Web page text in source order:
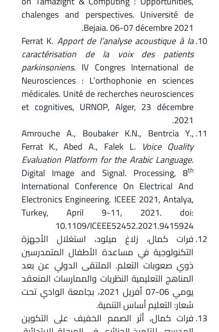
chalenges and perspectives. Université de
Bejaia. 06-07 décembre 2021.
Ferrat K.Apport de l’analyse acoustique à la
caractérisation de la voix des patients
parkinsoniens . IV Congres International de
Neurosciences : L’orthophonie en sciences
médicales. Unité de recherches neurosciences
et cognitives, URNOP, Alger, 23 décembre
2021.
Amrouche A., Boubaker K.N., Bentrcia Y.,
Ferrat K., Abed A., Falek L.Voice Quality
Evaluation Platform for the Arabic Language.
Digital Image and Signal. Processing, 8
International Conference On Electrical And
Electronics Engineering. ICEEE 2021, Antalya,
Turkey, April 9-11, 2021. doi:
10.1109/ICEEE52452.2021.9415924
فرات كمال، زلاغ ميلود، استغلال الأجهزة
التكنولوجية في مساعدة الأطفال المتمدرسين
ذوي صعوبات التعلم. الملتقى الدولي عن بعد
المناهج التعليمية النظريات والممارسات المنعقد
يومي 06-07 أفريل 2021، بجامعة الوادي تحت
شعار: التعليم أساس التنمية.
فرات كمال، أثر الصمم الخفيف على التكوين